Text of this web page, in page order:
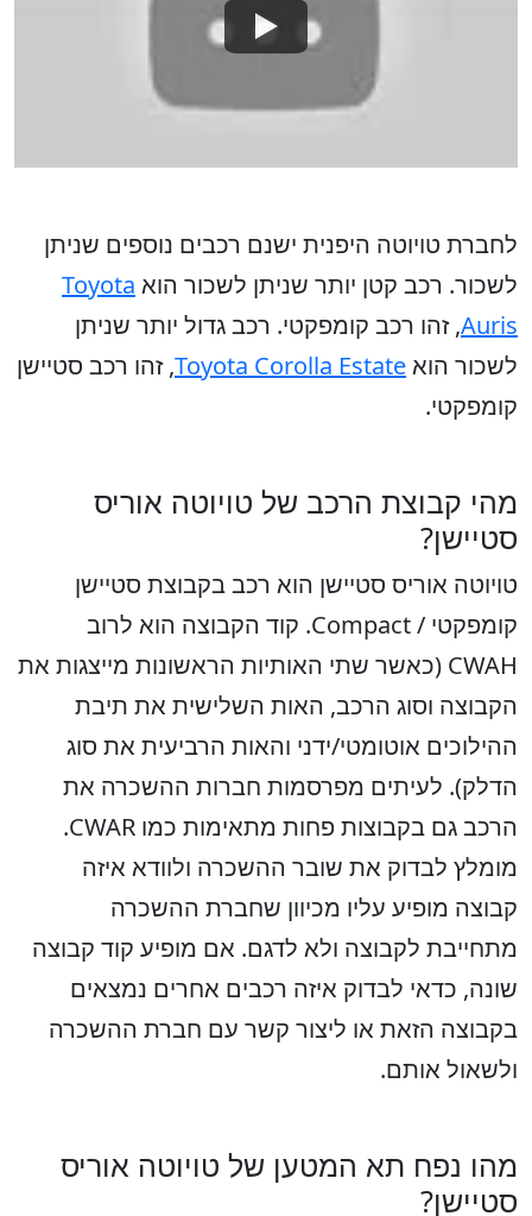
לחברת טויוטה היפנית ישנם רכבים נוספים שניתן
לשכור. רכב קטן יותר שניתן לשכור הוא Toyota
Auris, זהו רכב קומפקטי. רכב גדול יותר שניתן
לשכור הואToyota Corolla Estate, זהו רכב סטיישן
קומפקטי.
מהי קבוצת הרכב של טויוטה אוריס
סטיישן?
טויוטה אוריס סטיישן הוא רכב בקבוצת סטיישן
קומפקטי / Compact. קוד הקבוצה הוא לרוב
CWAH (כאשר שתי האותיות הראשונות מייצגות את
הקבוצה וסוג הרכב, האות השלישית את תיבת
ההילוכים אוטומטי/ידני והאות הרביעית את סוג
הדלק). לעיתים מפרסמות חברות ההשכרה את
הרכב גם בקבוצות פחות מתאימות כמו CWAR.
מומלץ לבדוק את שובר ההשכרה ולוודא איזה
קבוצה מופיע עליו מכיוון שחברת ההשכרה
מתחייבת לקבוצה ולא לדגם. אם מופיע קוד קבוצה
שונה, כדאי לבדוק איזה רכבים אחרים נמצאים
בקבוצה הזאת או ליצור קשר עם חברת ההשכרה
ולשאול אותם.
מהו נפח תא המטען של טויוטה אוריס
סטיישן?